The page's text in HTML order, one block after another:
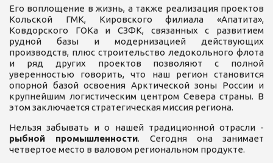
Его воплощение в жизнь, а также реализация проектов
Кольской ГМК, Кировского филиала «Апатита»,
Ковдорского ГОКа и СЗФК, связанных с развитием
рудной базы и модернизацией действующих
производств, плюс строительство ледокольного флота
и ряд других проектов позволяют с полной
уверенностью говорить, что наш регион становится
опорной базой освоения Арктической зоны России и
крупнейшим логистическим центром Севера страны. В
этом заключается стратегическая миссия региона.
Нельзя забывать и о нашей традиционной отрасли -
рыбной промышленности. Сегодня она занимает
четвертое место в валовом региональном продукте.